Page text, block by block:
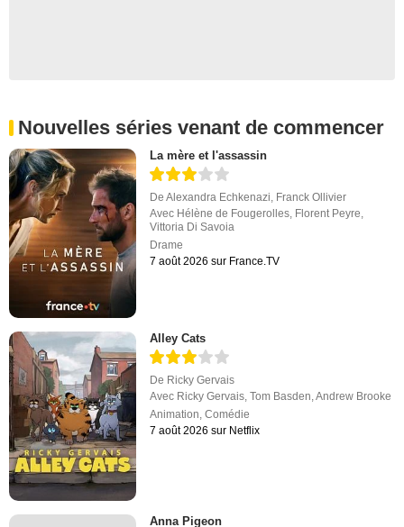
Nouvelles séries venant de commencer
La mère et l'assassin
DeAlexandra Echkenazi Franck Ollivier
Avec Hélène de Fougerolles Florent Peyre
Vittoria Di Savoia
Drame
7 août 2026 sur France.TV
Alley Cats
De Ricky Gervais
Avec Ricky Gervais,Tom Basden,Andrew Brooke
Animation,Comédie
7 août 2026 sur Netflix
Anna Pigeon